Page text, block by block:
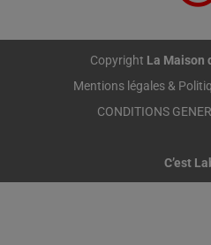
Copyright La Maison
Mentions légales &
CONDITIONS
C’est